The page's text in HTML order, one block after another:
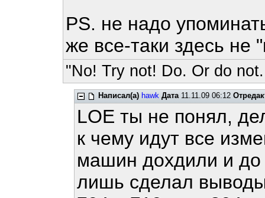
PS. не надо
же все-таки здесь не
"No! Try not! Do. Or do
Написал(а) hawk Дата11.11.09 06:12
LOE ты не понял,
к чему идут все
машин дохдили и
лишь сделал